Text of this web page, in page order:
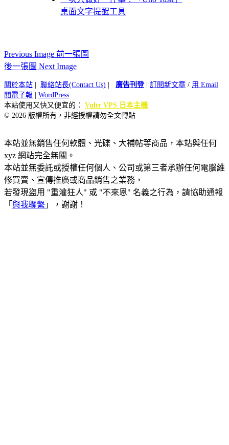
桌面文字提醒工具
Previous Image 前一張圖
後一張圖 Next Image
關於本站 聯絡站長(Contact Us) 廣告刊登| 訂閱新文章 / 用 Email
閱電子報
WordPress
本站使用又快又便宜的： Vultr VPS 日本主機
© 2026 版權所有，非經授權請勿全文轉貼
本站並無銷售任何軟體、光碟、大補帖等商品，本站與任何
xyz 網站完全無關。
本站並無委託或授權任何個人、公司或第三者承辦任何電腦維
修買賣、宣傳推廣或商品銷售之業務，
若發現盜用 "重灌狂人" 或 "不來恩" 名義之行為，請協助通報
「 與我聯繫 」，謝謝！